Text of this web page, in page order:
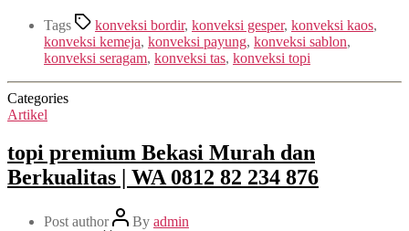
Tags konveksi bordir, konveksi gesper, konveksi kaos,
konveksi kemeja, konveksi payung, konveksi sablon,
konveksi seragam, konveksi tas, konveksi topi
Categories
Artikel
topi premium Bekasi Murah dan
Berkualitas | WA 0812 82 234 876
Post author By admin